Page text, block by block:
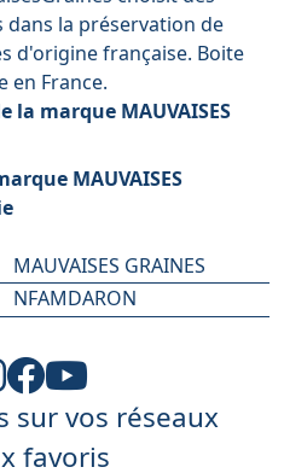
la préservation de
d'origine française. Boite
en France.
la marque MAUVAISES
MAUVAISES
MAUVAISES GRAINES
NFAMDARON
sur vos réseaux
favoris